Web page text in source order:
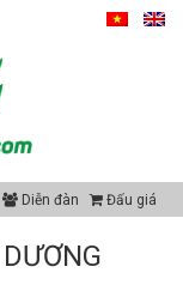
Diễn đàn Đấu giá